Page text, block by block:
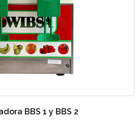
BBS 1 y BBS 2